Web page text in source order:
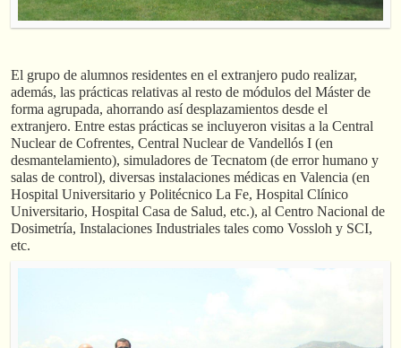
El grupo de alumnos residentes en el extranjero pudo realizar,
además, las prácticas relativas al resto de módulos del Máster de
forma agrupada, ahorrando así desplazamientos desde el
extranjero. Entre estas prácticas se incluyeron visitas a la Central
Nuclear de Cofrentes, Central Nuclear de Vandellós I (en
desmantelamiento), simuladores de Tecnatom (de error humano y
salas de control), diversas instalaciones médicas en Valencia (en
Hospital Universitario y Politécnico La Fe, Hospital Clínico
Universitario, Hospital Casa de Salud, etc.), al Centro Nacional de
Dosimetría, Instalaciones Industriales tales como Vossloh y SCI,
etc.